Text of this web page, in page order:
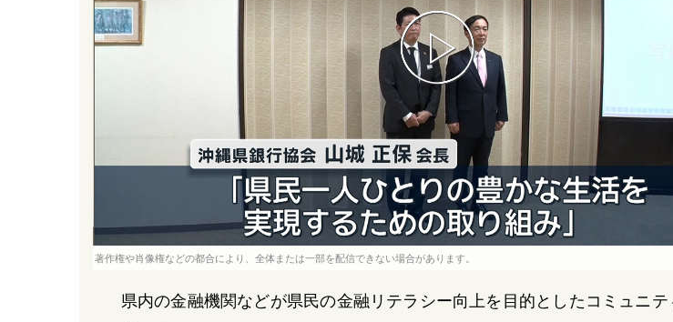
著作権や肖像権などの都合により、全体または一部を配信できない場合があります。
県内の金融機関などが県民の金融リテラシー向上を目的としたコミュニ